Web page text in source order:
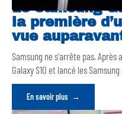
Le Samsung
la première
vue
Samsung ne s'arrête pas. Après
Galaxy S10 et lancé les Samsung
En savoir plus